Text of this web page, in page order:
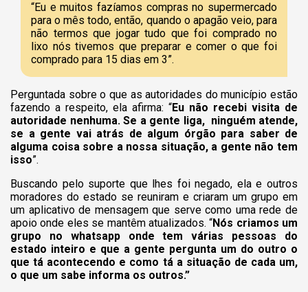
“Eu e muitos fazíamos compras no supermercado
para o mês todo, então, quando o apagão veio, para
não termos que jogar tudo que foi comprado no
lixo nós tivemos que preparar e comer o que foi
comprado para 15 dias em 3”.
Perguntada sobre o que as autoridades do município estão
fazendo a respeito, ela afirma: “Eu não recebi visita de
autoridade nenhuma. Se a gente liga, ninguém atende,
se a gente vai atrás de algum órgão para saber de
alguma coisa sobre a nossa situação, a gente não tem
isso”.
Buscando pelo suporte que lhes foi negado, ela e outros
moradores do estado se reuniram e criaram um grupo em
um aplicativo de mensagem que serve como uma rede de
apoio onde eles se mantêm atualizados.“Nós criamos um
grupo no whatsapp onde tem várias pessoas do
estado inteiro e que a gente pergunta um do outro o
que tá acontecendo e como tá a situação de cada um,
o que um sabe informa os outros.”